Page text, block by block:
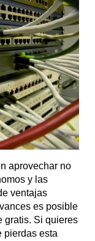
aprovechar no
y las
ventajas
es posible
gratis. Si quieres
pierdas esta